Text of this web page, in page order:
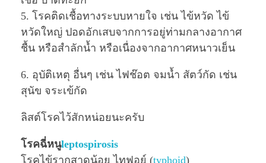
5. โรคติดเชื้อทางระบบหายใจ เช่น ไข้หวัด ไข้
หวัดใหญ่ ปอดอักเสบจากการอยู่ท่ามกลางอากาศ
ชื้น หรือสำลักน้ำ หรือเนื่องจากอากาศหนาวเย็น
6. อุบัติเหตุ อื่นๆ เช่น ไฟช๊อต จมน้ำ สัตว์กัด เช่น
สุนัข จระเข้กัด
ลิสต์โรคไว้สักหน่อยนะครับ
โรคฉี่หนูleptospirosis
โรคไข้รากสาดน้อย ไทฟอย์ (typhoid)